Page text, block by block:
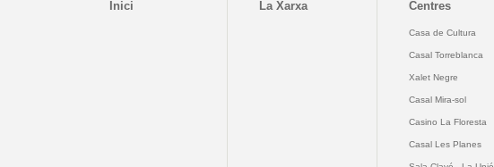
Inici La Xarxa Centres
Casa de Cultura
Casal Torreblanca
Xalet Negre
Casal Mira-sol
Casino La Floresta
Casal Les Planes